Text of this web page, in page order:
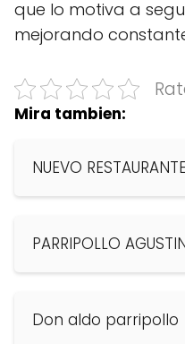
que lo motiva a
mejorando
Mira tambien:
NUEVO
PARRIPOLLO
Don aldo parripollo